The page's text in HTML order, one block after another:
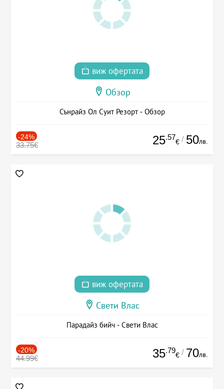
виж офертата
Обзор
Сънрайз Ол Суит Резорт - Обзор
-24%
33.75€ 25.57
€ / 50лв.
виж офертата
Свети Влас
Парадайз бийч - Свети Влас
-20%
44.99€ 35.79
€ / 70лв.